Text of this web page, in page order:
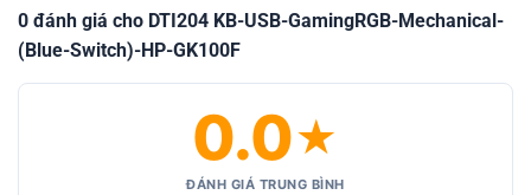
0 đánh giá cho DTI204 KB-USB-GamingRGB-Mechanical-
(Blue-Switch)-HP-GK100F
0.0★
ĐÁNH GIÁ TRUNG BÌNH